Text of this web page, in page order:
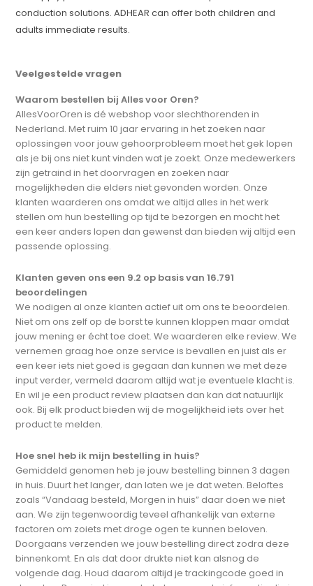
conduction solutions. ADHEAR can offer both children and
adults immediate results.
Veelgestelde vragen
Waarom bestellen bij Alles voor Oren?
AllesVoorOren is dé webshop voor slechthorenden in
Nederland. Met ruim 10 jaar ervaring in het zoeken naar
oplossingen voor jouw gehoorprobleem moet het gek lopen
als je bij ons niet kunt vinden wat je zoekt. Onze medewerkers
zijn getraind in het doorvragen en zoeken naar
mogelijkheden die elders niet gevonden worden. Onze
klanten waarderen ons omdat we altijd alles in het werk
stellen om hun bestelling op tijd te bezorgen en mocht het
een keer anders lopen dan gewenst dan bieden wij altijd een
passende oplossing.
Klanten geven ons een 9.2 op basis van 16.791
beoordelingen
We nodigen al onze klanten actief uit om ons te beoordelen.
Niet om ons zelf op de borst te kunnen kloppen maar omdat
jouw mening er écht toe doet. We waarderen elke review. We
vernemen graag hoe onze service is bevallen en juist als er
een keer iets niet goed is gegaan dan kunnen we met deze
input verder, vermeld daarom altijd wat je eventuele klacht is.
En wil je een product review plaatsen dan kan dat natuurlijk
ook. Bij elk product bieden wij de mogelijkheid iets over het
product te melden.
Hoe snel heb ik mijn bestelling in huis?
Gemiddeld genomen heb je jouw bestelling binnen 3 dagen
in huis. Duurt het langer, dan laten we je dat weten. Beloftes
zoals “Vandaag besteld, Morgen in huis” daar doen we niet
aan. We zijn tegenwoordig teveel afhankelijk van externe
factoren om zoiets met droge ogen te kunnen beloven.
Doorgaans verzenden we jouw bestelling direct zodra deze
binnenkomt. En als dat door drukte niet kan alsnog de
volgende dag. Houd daarom altijd je trackingcode goed in